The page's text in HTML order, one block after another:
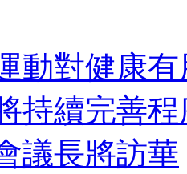
動對健康
持續完善
議長將訪華